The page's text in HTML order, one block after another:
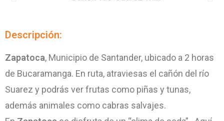
Descripción:
Zapatoca, Municipio de Santander, ubicado a 2 horas
de Bucaramanga. En ruta, atraviesas el cañón del río
Suarez y podrás ver frutas como piñas y tunas,
además animales como cabras salvajes.